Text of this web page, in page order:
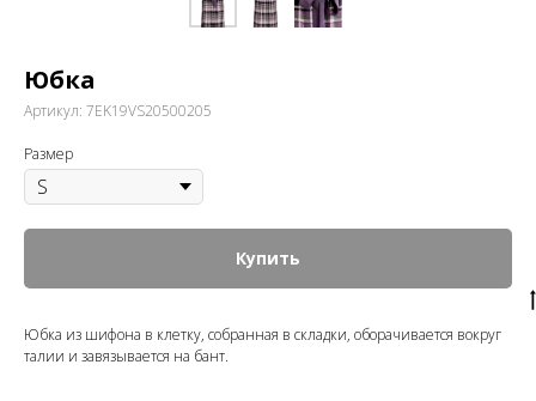
Юбка
Артикул: 7EK19VS20500205
Размер
Купить
Юбка из шифона в клетку, собранная в складки, оборачивается вокруг
талии и завязывается на бант.